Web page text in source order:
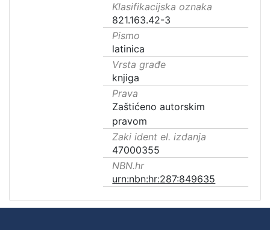
Klasifikacijska oznaka
821.163.42-3
Pismo
latinica
Vrsta građe
knjiga
Prava
Zaštićeno autorskim
pravom
Zaki ident el. izdanja
47000355
NBN.hr
urn:nbn:hr:287:849635